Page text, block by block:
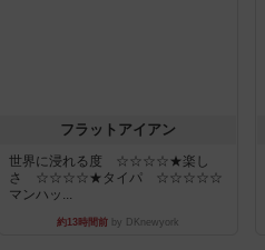
フラットアイアン
世界に浸れる度 ☆☆☆☆★楽し
さ ☆☆☆☆★タイパ ☆☆☆☆☆
マンハッ...
約13時間前 by DKnewyork